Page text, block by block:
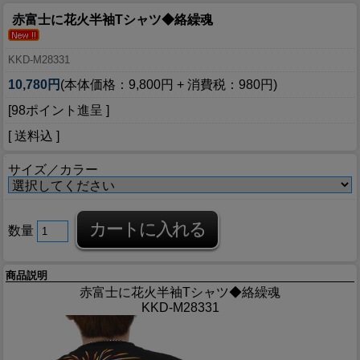
赤富士に花火半袖Tシャツ◆絡繰魂
KKD-M28331
10,780円 (本体価格：9,800円 + 消費税：980円)
[98ポイント進呈 ]
[ 送料込 ]
サイズ／カラー
数量
商品説明
赤富士に花火半袖Tシャツ◆絡繰魂
KKD-M28331